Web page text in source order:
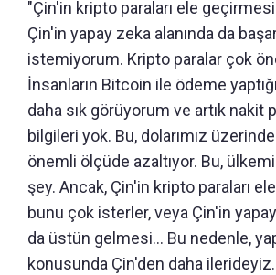
"Çin'in kripto paraları ele
Çin'in yapay zeka alanında da
istemiyorum. Kripto paralar çok
İnsanların Bitcoin ile ödeme
daha sık görüyorum ve artık nakit
bilgileri yok. Bu, dolarımız
önemli ölçüde azaltıyor. Bu,
şey. Ancak, Çin'in kripto paraları
bunu çok isterler, veya Çin'in
da üstün gelmesi... Bu nedenle,
konusunda Çin'den daha